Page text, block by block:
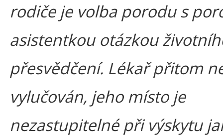
rodiče je volba porodu s
asistentkou otázkou
přesvědčení. Lékař přitom
vylučován, jeho místo je
nezastupitelné při výskytu